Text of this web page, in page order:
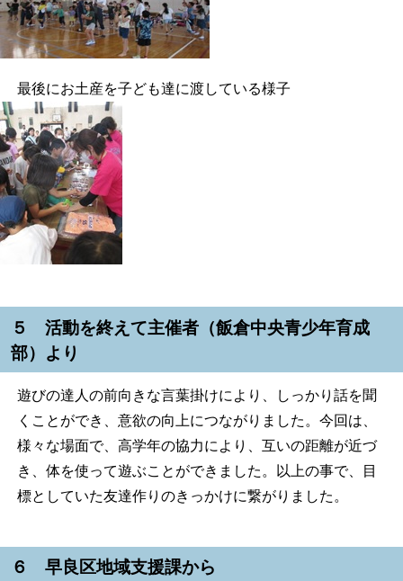
最後にお土産を子ども達に渡している様子
５ 活動を終えて主催者（飯倉中央青少年育成
部）より
遊びの達人の前向きな言葉掛けにより、しっかり話を聞
くことができ、意欲の向上につながりました。今回は、
様々な場面で、高学年の協力により、互いの距離が近づ
き、体を使って遊ぶことができました。以上の事で、目
標としていた友達作りのきっかけに繋がりました。
６ 早良区地域支援課から